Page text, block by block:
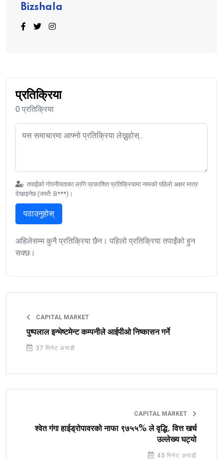
Bizshala
प्रतिक्रिया
0 प्रतिक्रिया
तपाईंको गोपनीयताका लागि प्रकाशित प्रतिक्रियामा नामको पहिलो अक्षर मात्र
देखाइनेछ (जस्तै: B***)।
पठाउनुहोस्
अहिलेसम्म कुनै प्रतिक्रिया छैन। पहिलो प्रतिक्रिया तपाईंको हुन
सक्छ।
CAPITAL MARKET
पुष्पलाल इन्भेष्टमेन्ट कम्पनीले आईपीओ निष्कासन गर्ने
37 मिनेट अगाडी
CAPITAL MARKET
श्वेत गंगा हाईड्रोपावरको नाफा ९७५५% ले वृद्धि, वित्त खर्च
उल्लेख्य घट्यो
45 मिनेट अगाडी